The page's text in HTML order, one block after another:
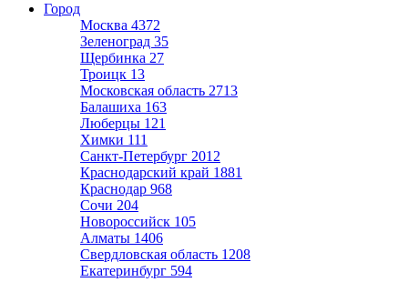
Город
Москва 4372
Зеленоград 35
Щербинка 27
Троицк 13
Московская область 2713
Балашиха 163
Люберцы 121
Химки 111
Санкт-Петербург 2012
Краснодарский край 1881
Краснодар 968
Сочи 204
Новороссийск 105
Алматы 1406
Свердловская область 1208
Екатеринбург 594